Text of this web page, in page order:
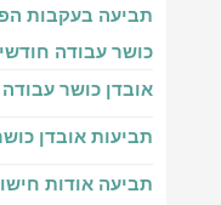
תביעה בעקבות
כושר עבודה
אובדן כושר עבודה
תביעות אובדן
תביעה אודות